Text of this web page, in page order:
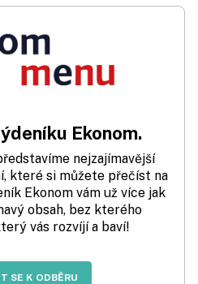
Ekonom.
nejzajímavější
které si můžete přečíst na
Ekonom vám už více jak
obsah, bez kterého
vás rozvíjí a baví!
SE K ODBĚRU